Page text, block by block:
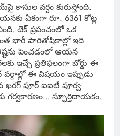
వర్షం కురుస్తోంది.
ఏకంగా రూ. 6361 కోట్ల
టెక్ ప్రపంచంలో ఒక
భారీ పారితోషికాల్లో ఇది
పెంచడంలో ఆయన
ఇచ్చే ప్రతిఫలంగా బోర్డు ఈ
వర్గాల్లో ఈ విషయం ఇప్పుడు
పూర్ ఐఐటీ పూర్వ
గర్వకారణం… స్ఫూర్తిదాయకం.